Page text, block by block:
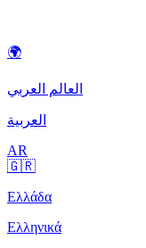
🌍
العالم العربي
العربية
AR
🇬🇷
Ελλάδα
Ελληνικά